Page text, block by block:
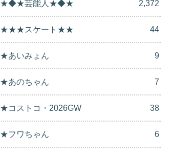
★◆★芸能人★◆★ 2,372
★★★スケート★★ 44
★あいみょん 9
★あのちゃん 7
★コストコ・2026GW 38
★フワちゃん 6